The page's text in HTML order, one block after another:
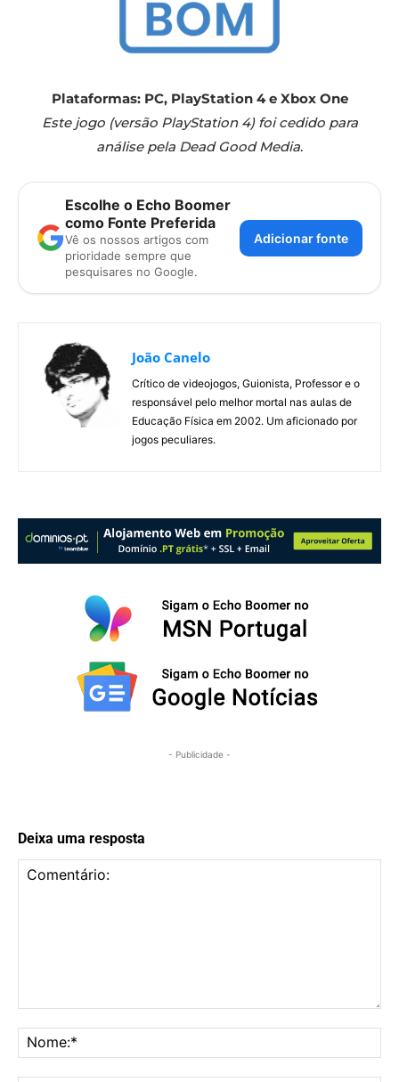
Plataformas: PC, PlayStation 4 e Xbox One
Este jogo (versão PlayStation 4) foi cedido para
análise pela Dead Good Media.
Escolhe o Echo Boomer
como Fonte Preferida
Vê os nossos artigos com
prioridade sempre que
pesquisares no Google.
Adicionar fonte
João Canelo
Crítico de videojogos, Guionista, Professor e o
responsável pelo melhor mortal nas aulas de
Educação Física em 2002. Um aficionado por
jogos peculiares.
- Publicidade -
Deixa uma resposta